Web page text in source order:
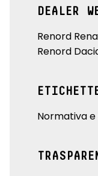
DEALER
Renord
Renord
Normativa